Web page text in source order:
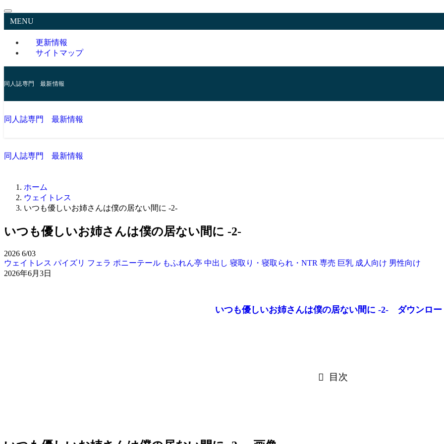
MENU
更新情報
サイトマップ
同人誌専門 最新情報
同人誌専門 最新情報
同人誌専門 最新情報
ホーム
ウェイトレス
いつも優しいお姉さんは僕の居ない間に -2-
いつも優しいお姉さんは僕の居ない間に -2-
2026 6/03
ウェイトレス パイズリ フェラ ポニーテール もふれん亭 中出し 寝取り・寝取られ・NTR 専売 巨乳 成人向け 男性向け
2026年6月3日
いつも優しいお姉さんは僕の居ない間に -2- ダウンロー
目次